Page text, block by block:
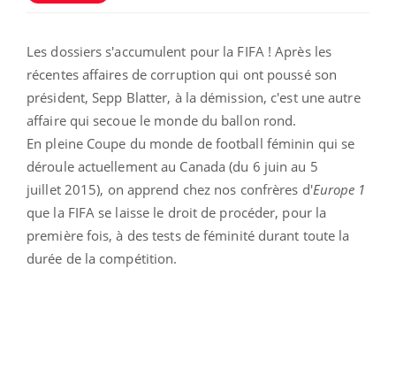
Les dossiers s'accumulent pour la FIFA ! Après les
récentes affaires de corruption qui ont poussé son
président, Sepp Blatter, à la démission, c'est une autre
affaire qui secoue le monde du ballon rond.
En pleine Coupe du monde de football féminin qui se
déroule actuellement au Canada (du 6 juin au 5
juillet 2015), on apprend chez nos confrères d'Europe 1
que la FIFA se laisse le droit de procéder, pour la
première fois, à des tests de féminité durant toute la
durée de la compétition.